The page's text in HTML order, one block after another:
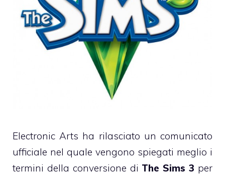
Electronic Arts ha rilasciato un comunicato
ufficiale nel quale vengono spiegati meglio i
termini della conversione di The Sims 3 per